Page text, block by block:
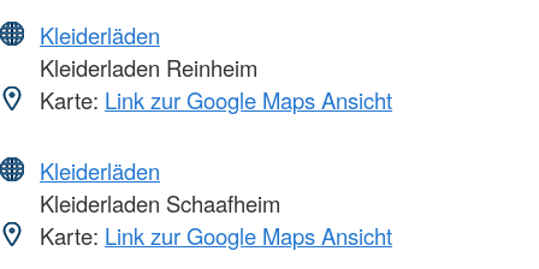
Kleiderläden
Kleiderladen Reinheim
Karte: Link zur Google Maps Ansicht
Kleiderläden
Kleiderladen Schaafheim
Karte: Link zur Google Maps Ansicht